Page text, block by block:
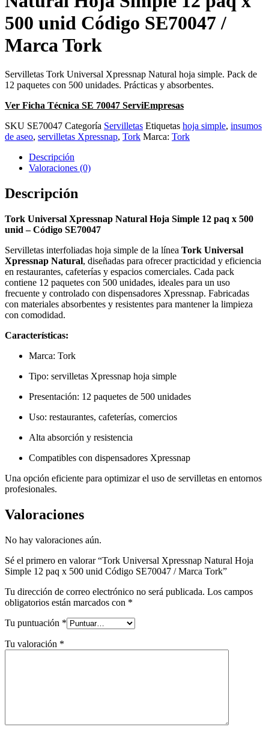
500 unid Código SE70047 /
Marca Tork
Servilletas Tork Universal Xpressnap Natural hoja simple. Pack de
12 paquetes con 500 unidades. Prácticas y absorbentes.
Ver Ficha Técnica SE 70047 ServiEmpresas
SKU SE70047 Categoría Servilletas Etiquetas hoja simple, insumos
de aseo, servilletas Xpressnap, Tork Marca: Tork
Descripción
Valoraciones (0)
Descripción
Tork Universal Xpressnap Natural Hoja Simple 12 paq x 500
unid – Código SE70047
Servilletas interfoliadas hoja simple de la línea Tork Universal
Xpressnap Natural, diseñadas para ofrecer practicidad y eficiencia
en restaurantes, cafeterías y espacios comerciales. Cada pack
contiene 12 paquetes con 500 unidades, ideales para un uso
frecuente y controlado con dispensadores Xpressnap. Fabricadas
con materiales absorbentes y resistentes para mantener la limpieza
con comodidad.
Características:
Marca: Tork
Tipo: servilletas Xpressnap hoja simple
Presentación: 12 paquetes de 500 unidades
Uso: restaurantes, cafeterías, comercios
Alta absorción y resistencia
Compatibles con dispensadores Xpressnap
Una opción eficiente para optimizar el uso de servilletas en entornos
profesionales.
Valoraciones
No hay valoraciones aún.
Sé el primero en valorar “Tork Universal Xpressnap Natural Hoja
Simple 12 paq x 500 unid Código SE70047 / Marca Tork”
Tu dirección de correo electrónico no será publicada. Los campos
obligatorios están marcados con *
Tu puntuación *
Tu valoración *